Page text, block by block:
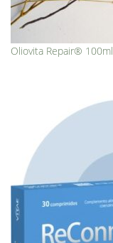
Oliovita Repair® 100ml